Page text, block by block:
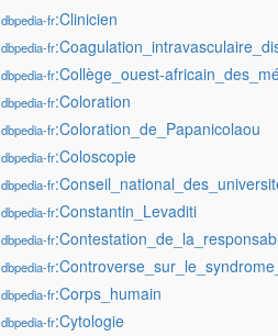
dbpedia-fr:Clinicien
dbpedia-fr
dbpedia-fr:Collège_ouest-
dbpedia-fr:Coloration
dbpedia-fr:Coloration_de_Papanicolaou
dbpedia-fr:Coloscopie
dbpedia-fr
dbpedia-fr:Constantin_Levaditi
dbpedia-fr
dbpedia-fr
dbpedia-fr:Corps_humain
dbpedia-fr:Cytologie